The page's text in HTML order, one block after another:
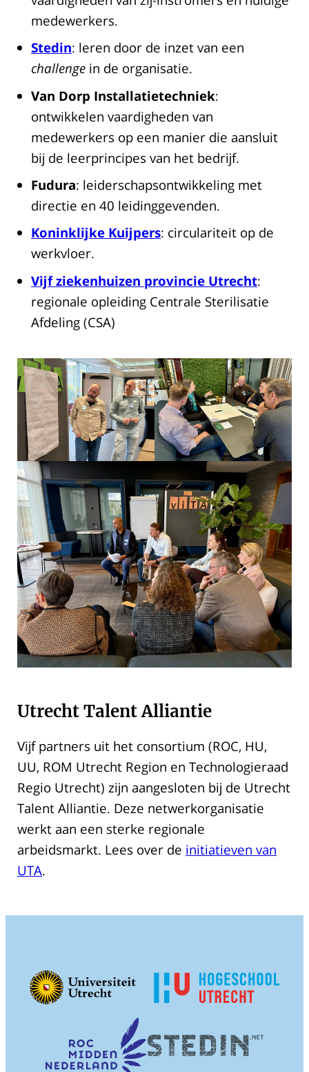
medewerkers.
Stedin: leren door de inzet van een
challenge in de organisatie.
Van Dorp Installatietechniek:
ontwikkelen vaardigheden van
medewerkers op een manier die aansluit
bij de leerprincipes van het bedrijf.
Fudura: leiderschapsontwikkeling met
directie en 40 leidinggevenden.
Koninklijke Kuijpers: circulariteit op de
werkvloer.
Vijf ziekenhuizen provincie Utrecht:
regionale opleiding Centrale Sterilisatie
Afdeling (CSA)
Utrecht Talent Alliantie
Vijf partners uit het consortium (ROC, HU,
UU, ROM Utrecht Region en Technologieraad
Regio Utrecht) zijn aangesloten bij de Utrecht
Talent Alliantie. Deze netwerkorganisatie
werkt aan een sterke regionale
arbeidsmarkt. Lees over de initiatieven van
UTA.